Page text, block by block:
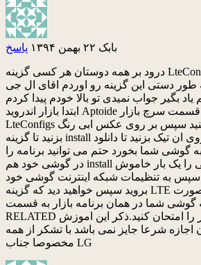
بابک ۲۲ بهمن ۱۳۹۴ پاسخ
درود بر همه دوستان هر کسی گزینه LteConfigs براش تو گوشبش
طور دستی این گزینه رو اوردم اقای ال جی
ابتدا بازار اندروید Aptoide را دانلود کنید سپس در قسمت سرچ بازار
LteConfigs را سرچ کنید سپس بر روی عکس ابی رنگ LTE تیک
بزنید تا گزینه install ظاهر شود سپس بر روی ان تیک بزنید تا دانلود
گوشی شما بخورد حتم می توانید برنامه را
در گوشی خود هم install کنید در اخر گوشی را یک بار خاموش
به تنظیمات شبکه اینترنت گوشی خود
بروید سپس خواهید دید که گزینه LTE به ان اضافه شده در صورت
گوشی شما در همان برنامه بازار به قسمت
RELATED رفته و ورژن های دیگر را امتحان کنید.ذکر این اموزش
شرعا جایز نمی باشد با تشکر از همه
مخصوصا جناب LG